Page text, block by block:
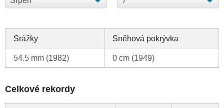
Srážky Sněhová pokrývka
54.5 mm (1982) 0 cm (1949)
Celkové rekordy